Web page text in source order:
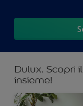
Dulux. Scopri
insieme!